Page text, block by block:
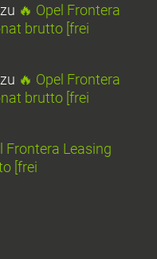
zu 🔥 Opel Frontera
brutto [frei
zu 🔥 Opel Frontera
brutto [frei
Frontera Leasing
[frei